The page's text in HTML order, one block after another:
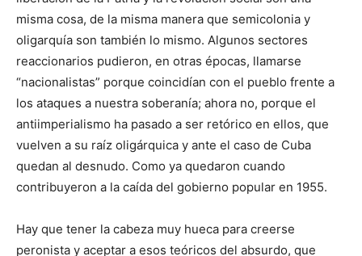
misma cosa, de la misma manera que semicolonia y
oligarquía son también lo mismo. Algunos sectores
reaccionarios pudieron, en otras épocas, llamarse
“nacionalistas” porque coincidían con el pueblo frente a
los ataques a nuestra soberanía; ahora no, porque el
antiimperialismo ha pasado a ser retórico en ellos, que
vuelven a su raíz oligárquica y ante el caso de Cuba
quedan al desnudo. Como ya quedaron cuando
contribuyeron a la caída del gobierno popular en 1955.
Hay que tener la cabeza muy hueca para creerse
peronista y aceptar a esos teóricos del absurdo, que